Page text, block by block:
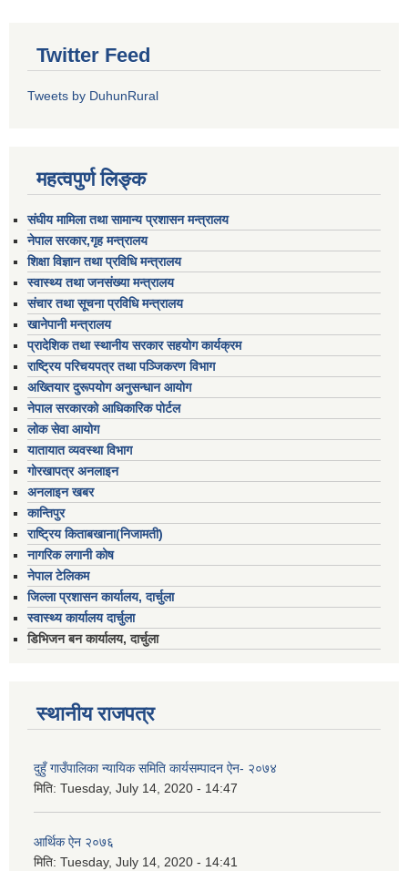
Twitter Feed
Tweets by DuhunRural
महत्वपुर्ण लिङ्क
संघीय मामिला तथा सामान्य प्रशासन मन्त्रालय
नेपाल सरकार,गृह मन्त्रालय
शिक्षा विज्ञान तथा प्रविधि मन्त्रालय
स्वास्थ्य तथा जनसंख्या मन्त्रालय
संचार तथा सूचना प्रविधि मन्त्रालय
खानेपानी मन्त्रालय
प्रादेशिक तथा स्थानीय सरकार सहयोग कार्यक्रम
राष्ट्रिय परिचयपत्र तथा पञ्जिकरण विभाग
अख्तियार दुरूपयोग अनुसन्धान आयोग
नेपाल सरकारको आधिकारिक पोर्टल
लोक सेवा आयोग
यातायात व्यवस्था विभाग
गोरखापत्र अनलाइन
अनलाइन खबर
कान्तिपुर
राष्ट्रिय किताबखाना(निजामती)
नागरिक लगानी कोष
नेपाल टेलिकम
जिल्ला प्रशासन कार्यालय, दार्चुला
स्वास्थ्य कार्यालय दार्चुला
डिभिजन बन कार्यालय, दार्चुला
स्थानीय राजपत्र
दुहुँ गाउँपालिका न्यायिक समिति कार्यसम्पादन ऐन- २०७४
मिति: Tuesday, July 14, 2020 - 14:47
आर्थिक ऐन २०७६
मिति: Tuesday, July 14, 2020 - 14:41